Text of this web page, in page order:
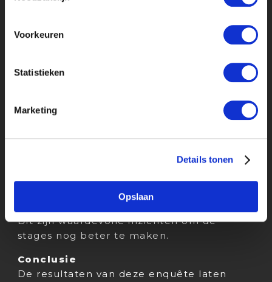
Voorkeuren
Statistieken
Marketing
Details tonen
Opslaan
opgedaan en dat er genoeg ruimte was
Wat kan beter?
verbeterpunten, zoals meer ruimte en
feedbackmomenten. Ook geven de
studenten aan het fijn te vinden als er
duidelijkere verwachtingen vooraf worden
afgesproken en dat er voldoende tijd
moet zijn voor begeleiding.
Dit zijn waardevolle inzichten om de
stages nog beter te maken.
Conclusie
De resultaten van deze enquête laten